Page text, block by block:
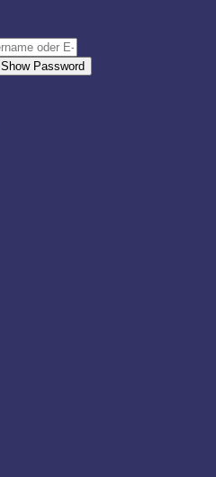
Show Password